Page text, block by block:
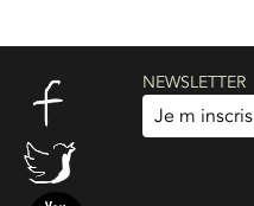
NEWSLETTER
Je m inscris